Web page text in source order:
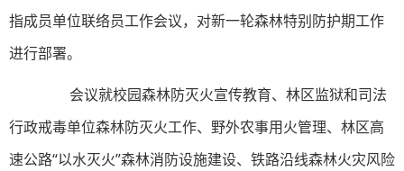
指成员单位联络员工作会议，对新一轮森林特别防护期工作
进行部署。
会议就校园森林防灭火宣传教育、林区监狱和司法
行政戒毒单位森林防灭火工作、野外农事用火管理、林区高
速公路“以水灭火”森林消防设施建设、铁路沿线森林火灾风险